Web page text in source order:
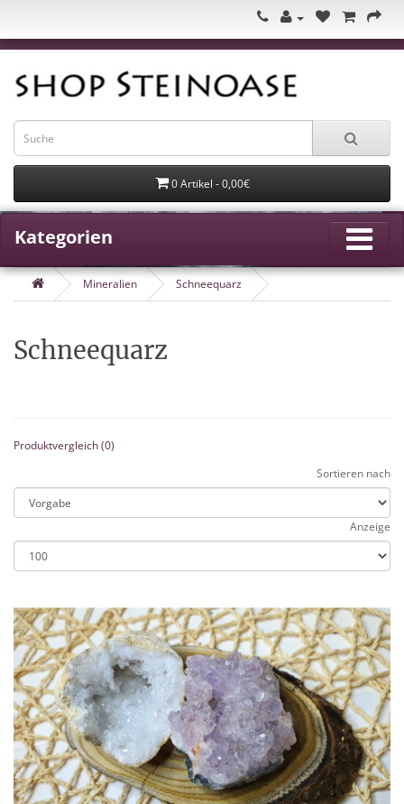
0 Artikel - 0,00€
Kategorien
Mineralien Schneequarz
Schneequarz
Produktvergleich (0)
Sortieren nach
Anzeige